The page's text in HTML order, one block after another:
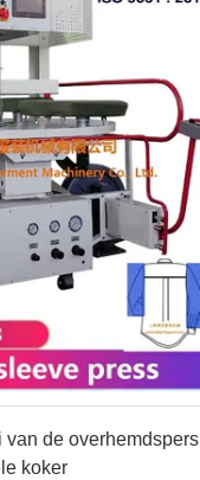
de overhemdspers
koker